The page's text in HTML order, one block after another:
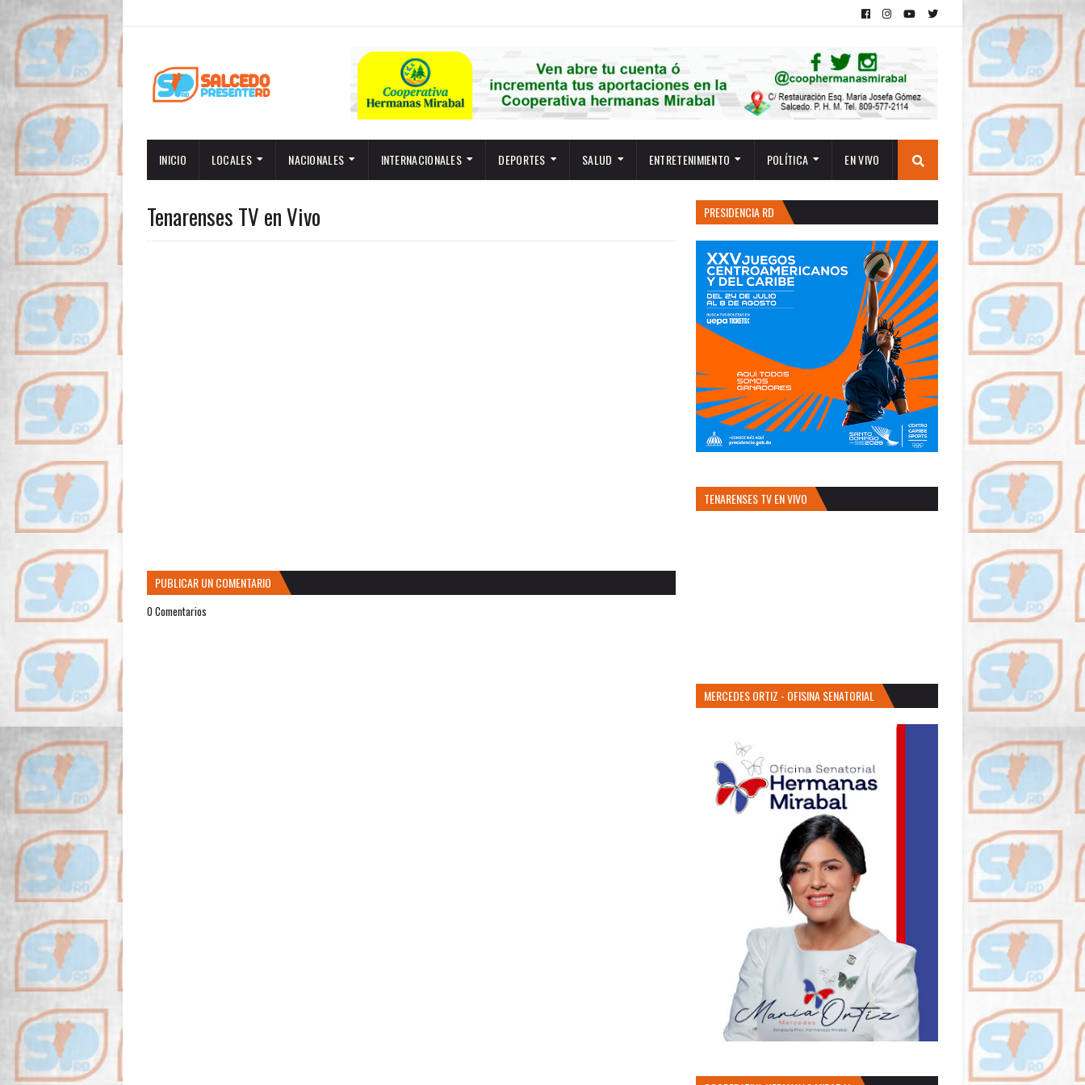
INICIO LOCALES NACIONALES INTERNACIONALES DEPORTES SALUD ENTRETENIMIENTO POLÍTICA EN VIVO
Tenarenses TV en Vivo
PUBLICAR UN COMENTARIO
0 Comentarios
PRESIDENCIA RD
TENARENSES TV EN VIVO
MERCEDES ORTIZ - OFISINA SENATORIAL